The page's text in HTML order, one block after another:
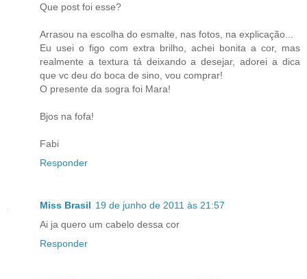
Que post foi esse?
Arrasou na escolha do esmalte, nas fotos, na explicação...
Eu usei o figo com extra brilho, achei bonita a cor, mas
realmente a textura tá deixando a desejar, adorei a dica
que vc deu do boca de sino, vou comprar!
O presente da sogra foi Mara!
Bjos na fofa!
Fabi
Responder
Miss Brasil 19 de junho de 2011 às 21:57
Ai ja quero um cabelo dessa cor
Responder